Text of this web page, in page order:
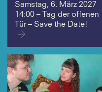
Samstag, 6. März 2027
14:00 – Tag der offenen
Tür – Save the Date!